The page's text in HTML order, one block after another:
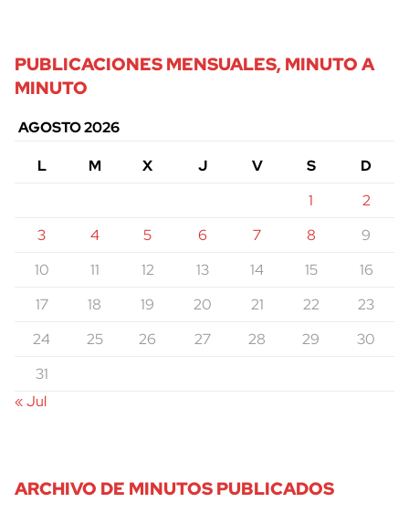
PUBLICACIONES MENSUALES, MINUTO A
MINUTO
AGOSTO 2026
L
M X J V S
D
1
2
3
4 5 6 7 8
9
10
11 12 13 14 15
16
17
18 19 20 21 22
23
24
25 26 27 28 29
30
31
« Jul
ARCHIVO DE MINUTOS PUBLICADOS